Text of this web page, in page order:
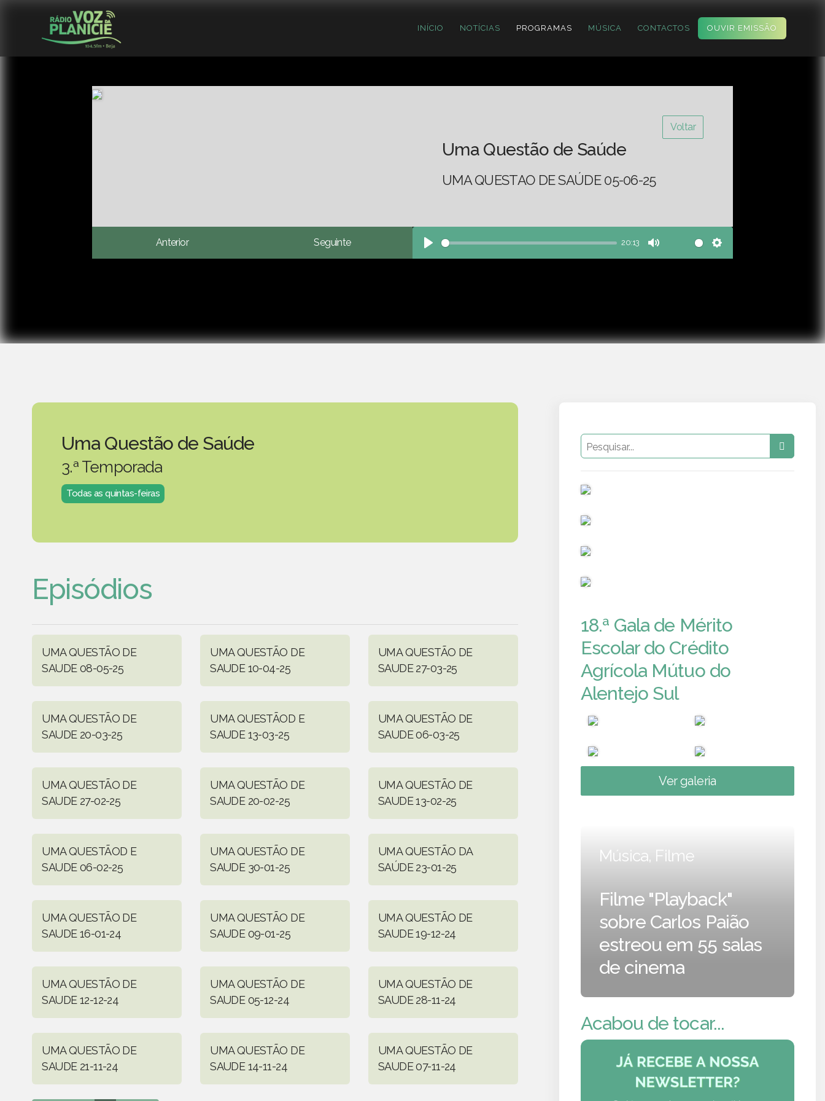
INÍCIO NOTÍCIAS PROGRAMAS MÚSICA CONTACTOS OUVIR EMISSÃO
Voltar
Uma Questão de Saúde
UMA QUESTAO DE SAÚDE 05-06-25
Anterior Seguinte
Play
20:13
Mute Settings
Uma Questão de Saúde
3.ª Temporada
Todas as quintas-feiras
Episódios
UMA QUESTÃO DE
SAUDE 08-05-25
UMA QUESTÃO DE
SAUDE 10-04-25
UMA QUESTÃO DE
SAUDE 27-03-25
UMA QUESTÃO DE
SAUDE 20-03-25
UMA QUESTÃOD E
SAUDE 13-03-25
UMA QUESTÃO DE
SAUDE 06-03-25
UMA QUESTÃO DE
SAUDE 27-02-25
UMA QUESTÃO DE
SAUDE 20-02-25
UMA QUESTÃO DE
SAUDE 13-02-25
UMA QUESTÃOD E
SAUDE 06-02-25
UMA QUESTÃO DE
SAUDE 30-01-25
UMA QUESTÃO DA
SAÚDE 23-01-25
UMA QUESTÃO DE
SAUDE 16-01-24
UMA QUESTÃO DE
SAUDE 09-01-25
UMA QUESTÃO DE
SAUDE 19-12-24
UMA QUESTÃO DE
SAUDE 12-12-24
UMA QUESTÃO DE
SAUDE 05-12-24
UMA QUESTÃO DE
SAUDE 28-11-24
UMA QUESTÃO DE
SAUDE 21-11-24
UMA QUESTÃO DE
SAUDE 14-11-24
UMA QUESTÃO DE
SAUDE 07-11-24
18.ª Gala de Mérito
Escolar do Crédito
Agrícola Mútuo do
Alentejo Sul
Ver galeria
Música, Filme
Filme "Playback"
sobre Carlos Paião
estreou em 55 salas
de cinema
Acabou de tocar...